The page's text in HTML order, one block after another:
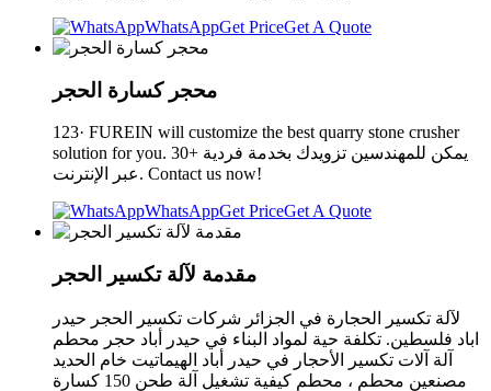
WhatsAppGet PriceGet A Quote
محجر كسارة الحجر
123· FUREIN will customize the best quarry stone crusher
solution for you. 30+ يمكن للمهندسين تزويدك بخدمة فردية
عبر الإنترنت. Contact us now!
WhatsAppGet PriceGet A Quote
مقدمة لآلة تكسير الحجر
لآلة تكسير الحجارة في الجزائر شركات تكسير الحجر حيدر
اباد فلسطين. تكلفة حية لمواد البناء في حيدر أباد حجر محطم
آلة آلات تكسير الأحجار في حيدر أباد الهيماتيت خام الحديد
مصنعين محطم ، محطم كيفية تشغيل آلة طحن 150 كسارة